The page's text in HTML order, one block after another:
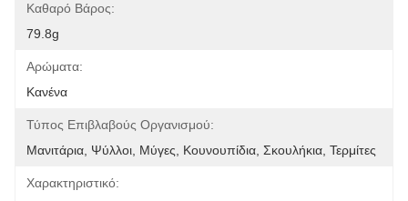
Καθαρό Βάρος:
79.8g
Αρώματα:
Κανένα
Τύπος Επιβλαβούς Οργανισμού:
Μανιτάρια, Ψύλλοι, Μύγες, Κουνουπίδια, Σκουλήκια, Τερμίτες
Χαρακτηριστικό: